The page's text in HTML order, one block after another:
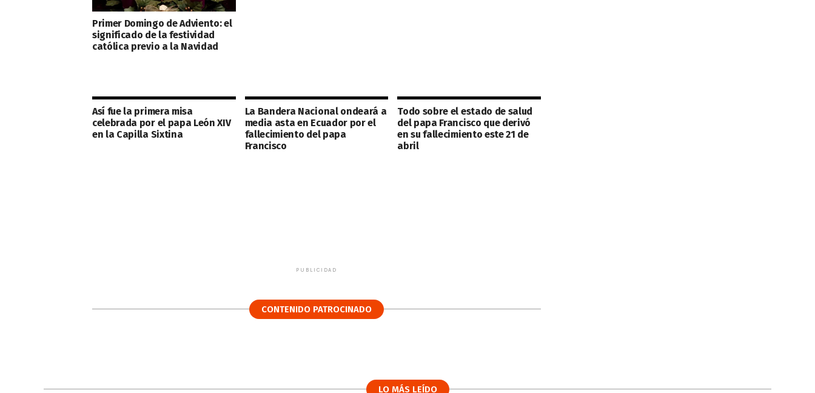
Primer Domingo de Adviento: el
significado de la festividad
católica previo a la Navidad
Así fue la primera misa
celebrada por el papa León XIV
en la Capilla Sixtina
La Bandera Nacional ondeará a
media asta en Ecuador por el
fallecimiento del papa
Francisco
Todo sobre el estado de salud
del papa Francisco que derivó
en su fallecimiento este 21 de
abril
PUBLICIDAD
CONTENIDO PATROCINADO
LO MÁS LEÍDO